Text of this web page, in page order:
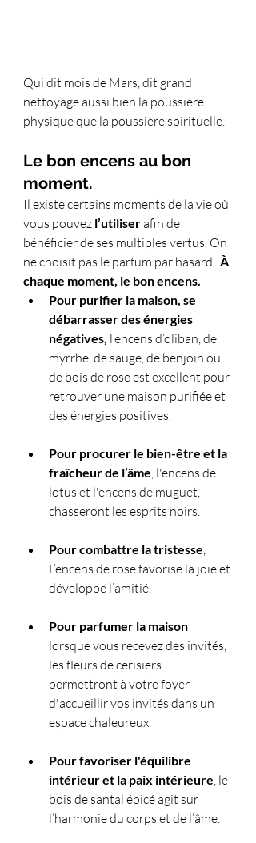
Qui dit mois de Mars, dit grand
nettoyage aussi bien la poussière
physique que la poussière spirituelle.
Le bon encens au bon
moment.
Il existe certains moments de la vie où
vous pouvez l’utiliser afin de
bénéficier de ses multiples vertus. On
ne choisit pas le parfum par hasard. À
chaque moment, le bon encens.
Pour purifier la maison, se
débarrasser des énergies
négatives, l’encens d’oliban, de
myrrhe, de sauge, de benjoin ou
de bois de rose est excellent pour
retrouver une maison purifiée et
des énergies positives.
Pour procurer le bien-être et la
fraîcheur de l’âme , l'encens de
lotus et l'encens de muguet,
chasseront les esprits noirs.
Pour combattre la tristesse
L’encens de rose favorise la joie et
développe l’amitié.
Pour parfumer la maison
lorsque vous recevez des invités,
les fleurs de cerisiers
permettront à votre foyer
d'accueillir vos invités dans un
espace chaleureux.
Pour favoriser l'équilibre
intérieur et la paix intérieure , le
bois de santal épicé agit sur
l’harmonie du corps et de l’âme.